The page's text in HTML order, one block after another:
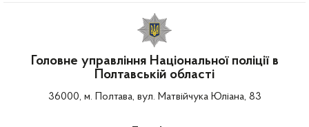
Головне управління Національної поліції в
Полтавській області
36000, м. Полтава, вул. Матвійчука Юліана, 83